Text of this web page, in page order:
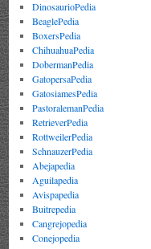
DinosaurioPedia
BeaglePedia
BoxersPedia
ChihuahuaPedia
DobermanPedia
GatopersaPedia
GatosiamesPedia
PastoralemanPedia
RetrieverPedia
RottweilerPedia
SchnauzerPedia
Abejapedia
Aguilapedia
Avispapedia
Buitrepedia
Cangrejopedia
Conejopedia